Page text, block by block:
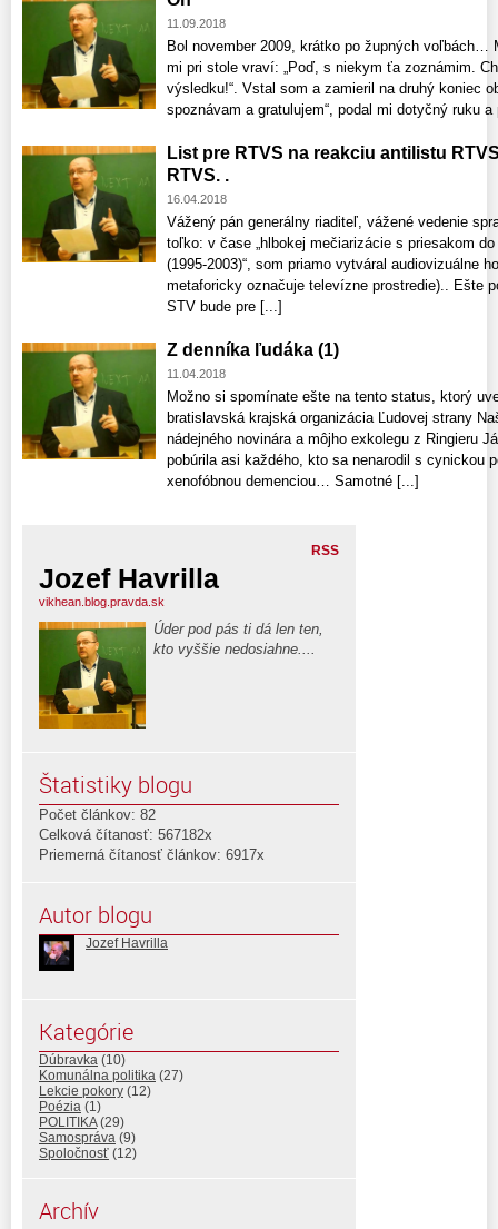
11.09.2018
Bol november 2009, krátko po župných voľbách…
mi pri stole vraví: „Poď, s niekym ťa zoznámim.
výsledku!“. Vstal som a zamieril na druhý koniec
spoznávam a gratulujem“, podal mi dotyčný ruku
List pre RTVS na reakciu antilistu
RTVS. .
16.04.2018
Vážený pán generálny riaditeľ, vážené vedenie
toľko: v čase „hlbokej mečiarizácie s priesakom
(1995-2003)“, som priamo vytváral audiovizuálne
metaforicky označuje televízne prostredie).. Ešte
STV bude pre [...]
Z denníka ľudáka (1)
11.04.2018
Možno si spomínate ešte na tento status, ktorý
bratislavská krajská organizácia Ľudovej strany
nádejného novinára a môjho exkolegu z Ringieru
pobúrila asi každého, kto sa nenarodil s cynickou
xenofóbnou demenciou… Samotné [...]
RSS
Jozef Havrilla
vikhean.blog.pravda.sk
Úder pod pás ti dá len ten,
kto vyššie nedosiahne....
Štatistiky blogu
Počet článkov: 82
Celková čítanosť: 567182x
Priemerná čítanosť článkov: 6917x
Autor blogu
Jozef Havrilla
Kategórie
Dúbravka (10)
Komunálna politika (27)
Lekcie pokory (12)
Poézia (1)
POLITIKA(29)
Samospráva (9)
Spoločnosť (12)
Archív